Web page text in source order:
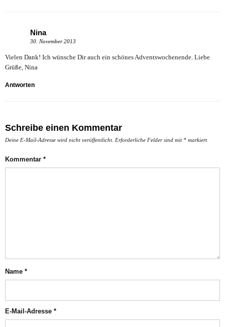
Nina
30. November 2013
Vielen Dank! Ich wünsche Dir auch ein schönes Adventswochenende. Liebe
Grüße, Nina
Antworten
Schreibe einen Kommentar
Deine E-Mail-Adresse wird nicht veröffentlicht. Erforderliche Felder sind mit * markiert
Kommentar *
Name *
E-Mail-Adresse *